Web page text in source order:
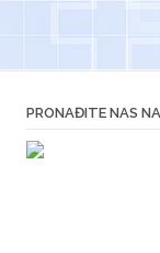
PRONAĐITE NAS